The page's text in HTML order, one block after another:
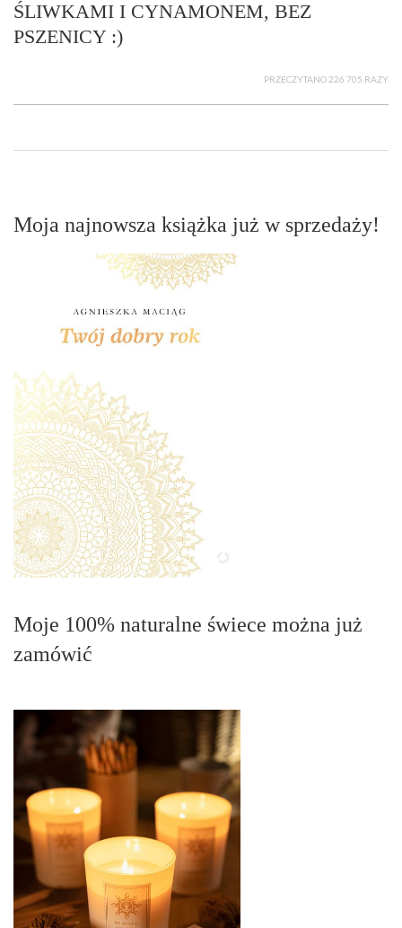
ŚLIWKAMI I CYNAMONEM, BEZ
PSZENICY :)
PRZECZYTANO 226 705 RAZY
Moja najnowsza książka już w sprzedaży!
Moje 100% naturalne świece można już
zamówić